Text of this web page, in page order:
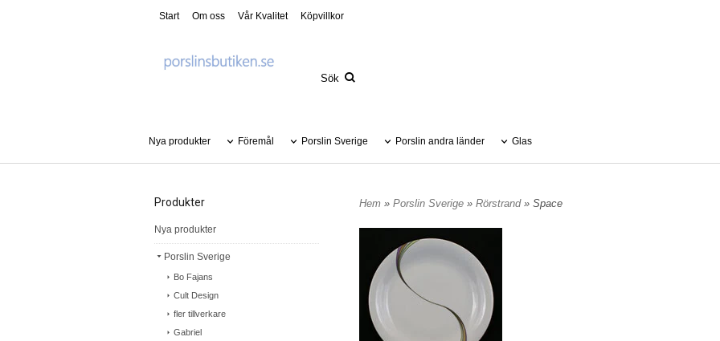
Start Om oss Vår Kvalitet Köpvillkor
Nya produkter Föremål Porslin Sverige Porslin andra länder Glas
Produkter
Nya produkter
Porslin Sverige
Bo Fajans
Cult Design
fler tillverkare
Gabriel
Hem » Porslin Sverige » Rörstrand » Space